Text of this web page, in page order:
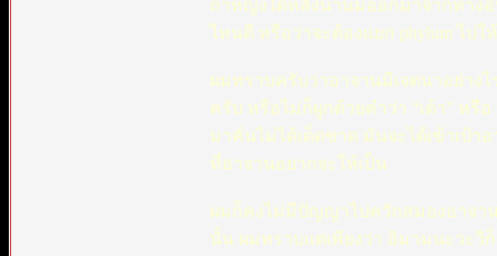
ถ้าหญิงใดหลั่งน้ำนมออกมาจากทางอื่
ไหนดี หรือว่าจะต้องแยก phylum ไปใ
ผมทราบครับว่าอาจานมีเจตนาอย่าง
ครับ หรือไม่ก็ผูกด้วยคำว่า “เต้า” หรื
มาคั่นไม่ได้เด็ดขาด มันจะได้เข้าเป้า
ที่อาจานอยากจะให้เป็น
ผมก็คงไม่มีปัญญาไปควักสมองอาจา
นั้น ผมทราบแต่เพียงว่า อิมามนะวะ